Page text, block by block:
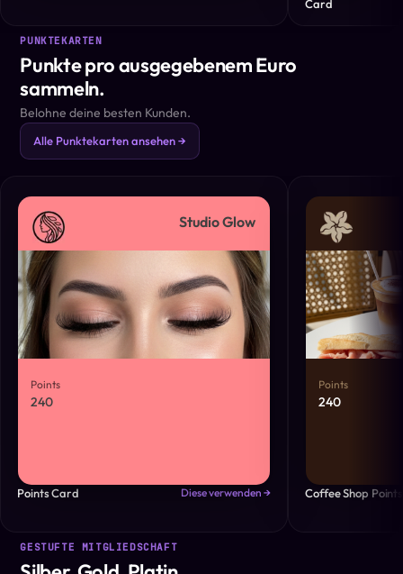
Card
PUNKTEKARTEN
Punkte pro ausgegebenem Euro
sammeln.
Belohne deine besten Kunden.
Alle Punktekarten ansehen →
Studio Glow
Points
240
Points Card Diese verwenden →
Points
240
Coffee Shop Points
GESTUFTE MITGLIEDSCHAFT